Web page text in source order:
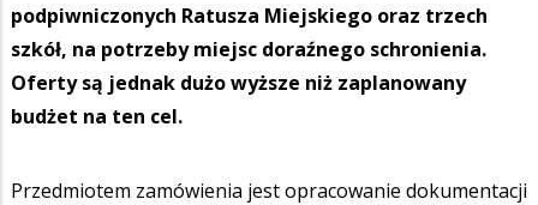
podpiwniczonych Ratusza Miejskiego oraz trzech
szkół, na potrzeby miejsc doraźnego schronienia.
Oferty są jednak dużo wyższe niż zaplanowany
budżet na ten cel.
Przedmiotem zamówienia jest opracowanie dokumentacji